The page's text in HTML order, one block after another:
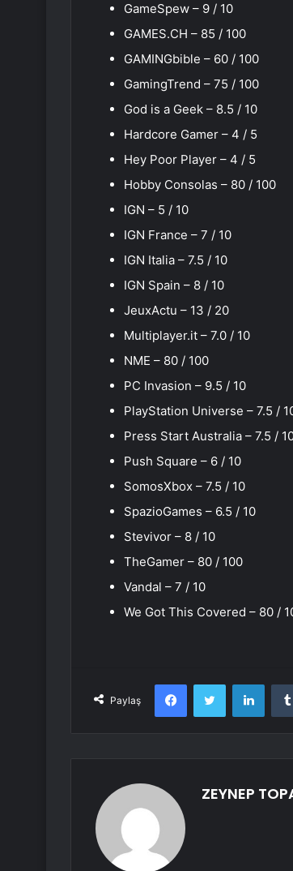
GameSpew – 9 / 10
GAMES.CH – 85 / 100
GAMINGbible – 60 / 100
GamingTrend – 75 / 100
God is a Geek – 8.5 / 10
Hardcore Gamer – 4 / 5
Hey Poor Player – 4 / 5
Hobby Consolas – 80 / 100
IGN – 5 / 10
IGN France – 7 / 10
IGN Italia – 7.5 / 10
IGN Spain – 8 / 10
JeuxActu – 13 / 20
Multiplayer.it – 7.0 / 10
NME – 80 / 100
PC Invasion – 9.5 / 10
PlayStation Universe – 7.5 /
Press Start Australia – 7.5 /
Push Square – 6 / 10
SomosXbox – 7.5 / 10
SpazioGames – 6.5 / 10
Stevivor – 8 / 10
TheGamer – 80 / 100
Vandal – 7 / 10
We Got This Covered – 80 /
Paylaş
FacebookTwitter
ZEYNEP